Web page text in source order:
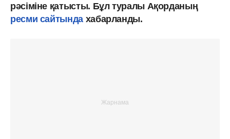
рәсіміне қатысты. Бұл туралы Ақорданың
ресми сайтындахабарланды.